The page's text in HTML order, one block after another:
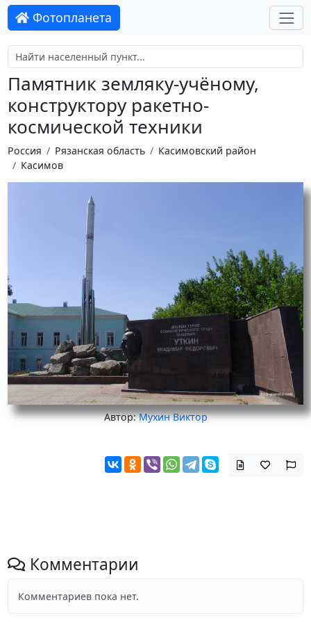
Фотопланета
Памятник земляку-учёному,
конструктору ракетно-
космической техники
Россия Рязанская область
Касимовский район
Касимов
Автор:Мухин Виктор
Комментарии
Комментариев пока нет.